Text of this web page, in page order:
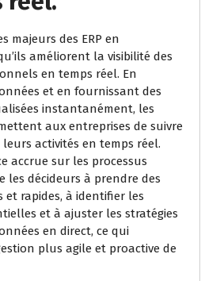
majeurs des ERP en
améliorent la visibilité des
en temps réel. En
et en fournissant des
instantanément, les
aux entreprises de suivre
activités en temps réel.
accrue sur les processus
les décideurs à prendre des
et rapides, à identifier les
et à ajuster les stratégies
en direct, ce qui
plus agile et proactive de